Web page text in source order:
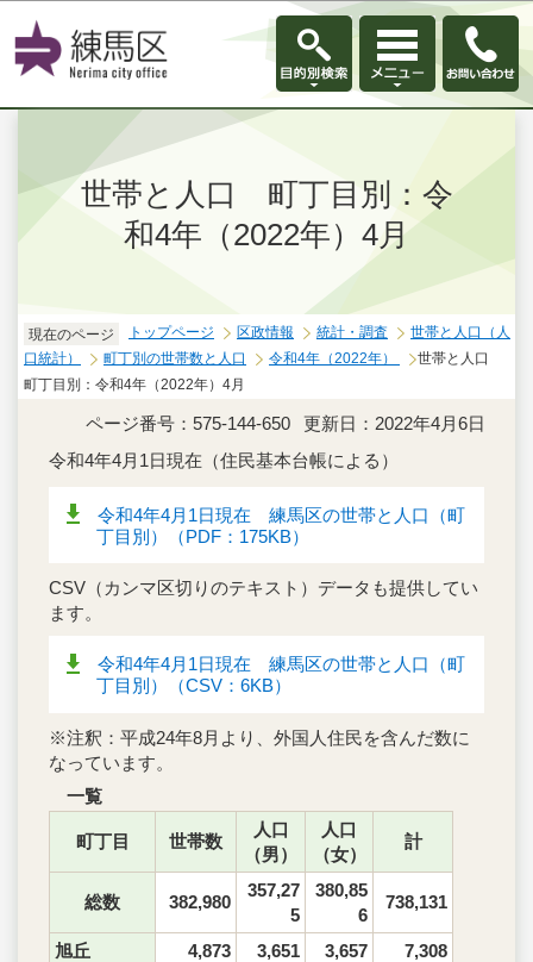
このページの本文へ移動
世帯と人口 町丁目別：令
和4年（2022年）4月
現在のページ トップページ 区政情報 統計・調査
世帯と人口（人
口統計）
町丁別の世帯数と人口 令和4年（2022年）
世帯と人口
町丁目別：令和4年（2022年）4月
ページ番号：575-144-650
更新日：2022年4月6日
令和4年4月1日現在（住民基本台帳による）
令和4年4月1日現在 練馬区の世帯と人口（町
丁目別）（PDF：175KB）
CSV（カンマ区切りのテキスト）データも提供してい
ます。
令和4年4月1日現在 練馬区の世帯と人口（町
丁目別）（CSV：6KB）
※注釈：平成24年8月より、外国人住民を含んだ数に
なっています。
一覧
町丁目 世帯数
人口
（男）
人口
（女）
計
総数 382,980
357,27
5
380,85
6
738,131
旭丘 4,873 3,651 3,657
7,308